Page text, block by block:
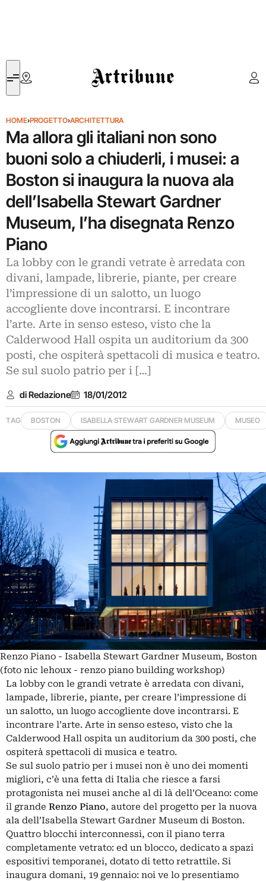
Artribune
HOME›PROGETTO›ARCHITETTURA
Ma allora gli italiani non sono
buoni solo a chiuderli, i musei: a
Boston si inaugura la nuova ala
dell’Isabella Stewart Gardner
Museum, l’ha disegnata Renzo
Piano
La lobby con le grandi vetrate è arredata con
divani, lampade, librerie, piante, per creare
l’impressione di un salotto, un luogo
accogliente dove incontrarsi. E incontrare
l’arte. Arte in senso esteso, visto che la
Calderwood Hall ospita un auditorium da 300
posti, che ospiterà spettacoli di musica e teatro.
Se sul suolo patrio per i […]
di Redazione 18/01/2012
TAG BOSTON ISABELLA STEWART GARDNER MUSEUM MUSEO
Renzo Piano - Isabella Stewart Gardner Museum, Boston
(foto nic lehoux - renzo piano building workshop)
La lobby con le grandi vetrate è arredata con divani,
lampade, librerie, piante, per creare l’impressione di
un salotto, un luogo accogliente dove incontrarsi. E
incontrare l’arte. Arte in senso esteso, visto che la
Calderwood Hall ospita un auditorium da 300 posti, che
ospiterà spettacoli di musica e teatro.
Se sul suolo patrio per i musei non è uno dei momenti
migliori, c’è una fetta di Italia che riesce a farsi
protagonista nei musei anche al di là dell’Oceano: come
il grande Renzo Piano, autore del progetto per la nuova
ala dell’Isabella Stewart Gardner Museum di Boston.
Quattro blocchi interconnessi, con il piano terra
completamente vetrato: ed un blocco, dedicato a spazi
espositivi temporanei, dotato di tetto retrattile. Si
inaugura domani, 19 gennaio: noi ve lo presentiamo